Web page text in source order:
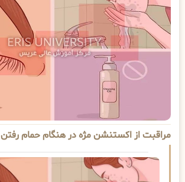
مراقبت از اکستنشن مژه در هنگام حمام رفتن